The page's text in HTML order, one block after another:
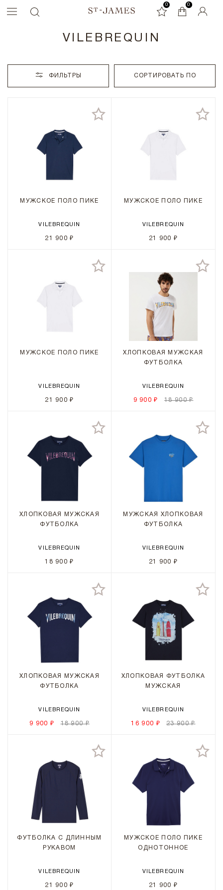
0 0
0
VILEBREQUIN
ФИЛЬТРЫ СОРТИРОВАТЬ ПО
МУЖСКОЕ ПОЛО ПИКЕ
VILEBREQUIN
21 900 ₽
МУЖСКОЕ ПОЛО ПИКЕ
VILEBREQUIN
21 900 ₽
МУЖСКОЕ ПОЛО ПИКЕ
VILEBREQUIN
21 900 ₽
ХЛОПКОВАЯ МУЖСКАЯ
ФУТБОЛКА
VILEBREQUIN
9 900 ₽ 18 900 ₽
ХЛОПКОВАЯ МУЖСКАЯ
ФУТБОЛКА
VILEBREQUIN
18 900 ₽
МУЖСКАЯ ХЛОПКОВАЯ
ФУТБОЛКА
VILEBREQUIN
21 900 ₽
ХЛОПКОВАЯ МУЖСКАЯ
ФУТБОЛКА
VILEBREQUIN
9 900 ₽ 18 900 ₽
ХЛОПКОВАЯ ФУТБОЛКА
МУЖСКАЯ
VILEBREQUIN
16 900 ₽ 23 900 ₽
ФУТБОЛКА С ДЛИННЫМ
РУКАВОМ
VILEBREQUIN
21 900 ₽
МУЖСКОЕ ПОЛО ПИКЕ
ОДНОТОННОЕ
VILEBREQUIN
21 900 ₽